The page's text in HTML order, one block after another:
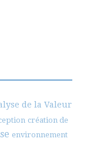
de la Valeur
création de
environnement